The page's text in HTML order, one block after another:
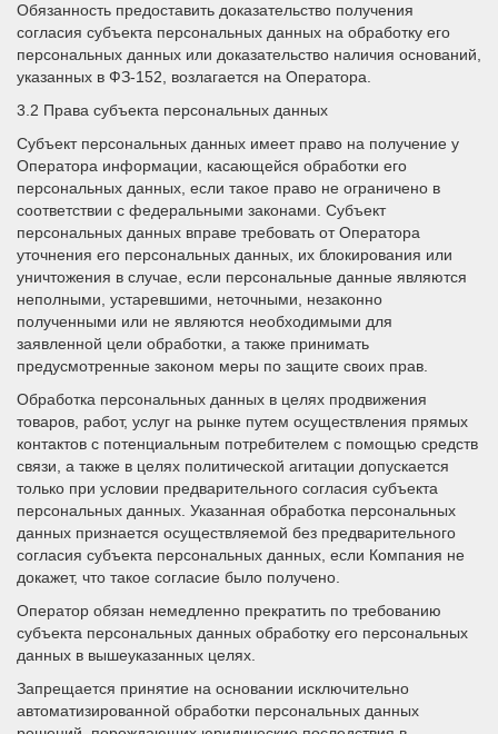
Обязанность предоставить доказательство получения
согласия субъекта персональных данных на обработку его
персональных данных или доказательство наличия оснований,
указанных в ФЗ-152, возлагается на Оператора.
3.2 Права субъекта персональных данных
Субъект персональных данных имеет право на получение у
Оператора информации, касающейся обработки его
персональных данных, если такое право не ограничено в
соответствии с федеральными законами. Субъект
персональных данных вправе требовать от Оператора
уточнения его персональных данных, их блокирования или
уничтожения в случае, если персональные данные являются
неполными, устаревшими, неточными, незаконно
полученными или не являются необходимыми для
заявленной цели обработки, а также принимать
предусмотренные законом меры по защите своих прав.
Обработка персональных данных в целях продвижения
товаров, работ, услуг на рынке путем осуществления прямых
контактов с потенциальным потребителем с помощью средств
связи, а также в целях политической агитации допускается
только при условии предварительного согласия субъекта
персональных данных. Указанная обработка персональных
данных признается осуществляемой без предварительного
согласия субъекта персональных данных, если Компания не
докажет, что такое согласие было получено.
Оператор обязан немедленно прекратить по требованию
субъекта персональных данных обработку его персональных
данных в вышеуказанных целях.
Запрещается принятие на основании исключительно
автоматизированной обработки персональных данных